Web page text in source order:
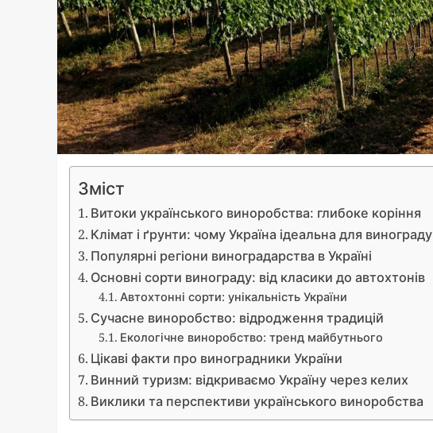
Зміст
Витоки українського виноробства: глибоке коріння
Клімат і ґрунти: чому Україна ідеальна для винограду
Популярні регіони виноградарства в Україні
Основні сорти винограду: від класики до автохтонів
Автохтонні сорти: унікальність України
Сучасне виноробство: відродження традицій
Екологічне виноробство: тренд майбутнього
Цікаві факти про виноградники України
Винний туризм: відкриваємо Україну через келих
Виклики та перспективи українського виноробства